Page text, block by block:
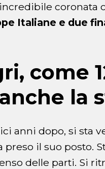
coronata
Italiane e due
come
la
anni dopo, si sta
preso il suo posto.
delle parti. Si